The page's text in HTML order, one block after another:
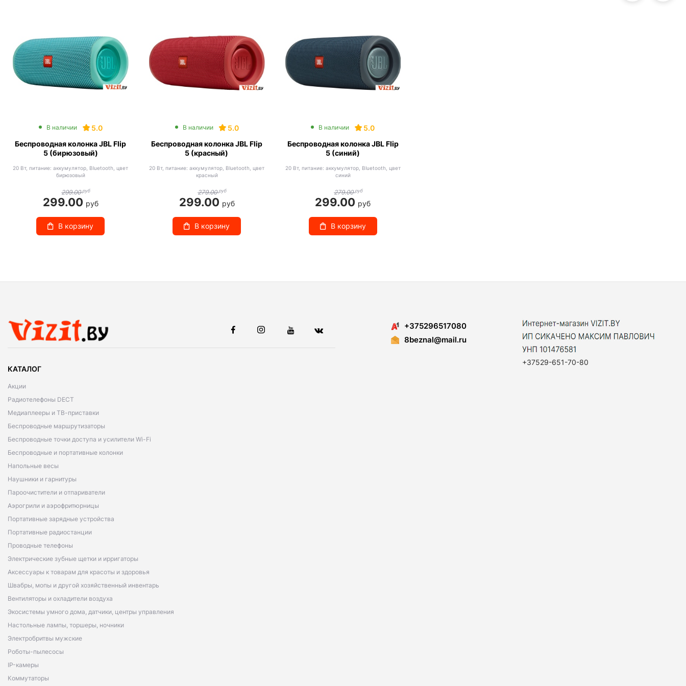
В наличии
5.0
Беспроводная колонка JBL Flip
5 (бирюзовый)
20 Вт, питание: аккумулятор, Bluetooth, цвет
бирюзовый
299.00руб
299.00 руб
В корзину
В наличии
5.0
Беспроводная колонка JBL Flip
5 (красный)
20 Вт, питание: аккумулятор, Bluetooth, цвет
красный
279.00руб
299.00 руб
В корзину
В наличии
5.0
Беспроводная колонка JBL Flip
5 (синий)
20 Вт, питание: аккумулятор, Bluetooth, цвет
синий
279.00руб
299.00 руб
В корзину
КАТАЛОГ
Акции
Радиотелефоны DECT
Медиаплееры и ТВ-приставки
Беспроводные маршрутизаторы
Беспроводные точки доступа и усилители Wi-Fi
Беспроводные и портативные колонки
Напольные весы
Наушники и гарнитуры
Пароочистители и отпариватели
Аэрогрили и аэрофритюрницы
Портативные зарядные устройства
Портативные радиостанции
Проводные телефоны
Электрические зубные щетки и ирригаторы
Аксессуары к товарам для красоты и здоровья
Швабры, мопы и другой хозяйственный инвентарь
Вентиляторы и охладители воздуха
Экосистемы умного дома, датчики, центры управления
Настольные лампы, торшеры, ночники
Электробритвы мужские
Роботы-пылесосы
IP-камеры
Коммутаторы
+375296517080
8beznal@mail.ru
+37529-651-70-80